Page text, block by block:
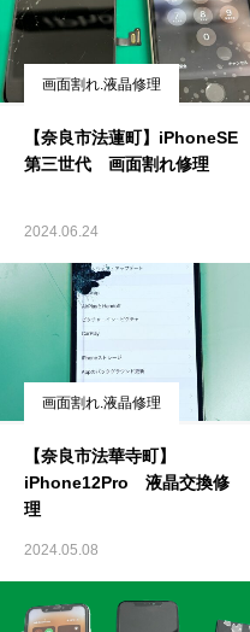
画面割れ.液晶修理
【奈良市法蓮町】iPhoneSE
第三世代 画面割れ修理
2024.06.24
画面割れ.液晶修理
【奈良市法華寺町】
iPhone12Pro 液晶交換修
理
2024.05.08